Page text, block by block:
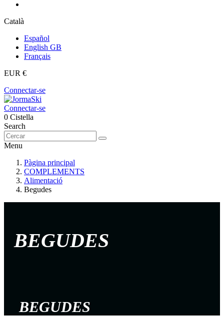
Català
Español
English GB
Français
EUR €
Connectar-se
Connectar-se
0 Cistella
Search
Menu
Pàgina principal
COMPLEMENTS
Alimentació
Begudes
BEGUDES
BEGUDES